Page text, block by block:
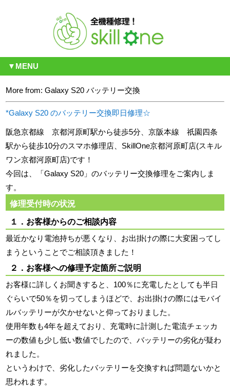
▼MENU
More from: Galaxy S20 バッテリー交換
*Galaxy S20 のバッテリー交換即日修理☆
阪急京都線 京都河原町駅から徒歩5分、京阪本線 祇園四条
駅から徒歩10分のスマホ修理店、SkillOne京都河原町店(スキル
ワン京都河原町店)です！
今回は、「Galaxy S20」のバッテリー交換修理をご案内しま
す。
修理受付時の状況
１．お客様からのご相談内容
最近かなり電池持ちが悪くなり、お出掛けの際に大変困ってし
まうということでご相談頂きました！
２．お客様への修理予定箇所ご説明
お客様に詳しくお聞きすると、100％に充電したとしても半日
ぐらいで50％を切ってしまうほどで、お出掛けの際にはモバイ
ルバッテリーが欠かせないと仰っておりました。
使用年数も4年を超えており、充電時に計測した電流チェッカ
ーの数値も少し低い数値でしたので、バッテリーの劣化が疑わ
れました。
というわけで、劣化したバッテリーを交換すれば問題ないかと
思われます。